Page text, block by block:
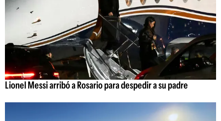
Lionel Messi arribó a Rosario para despedir a su padre